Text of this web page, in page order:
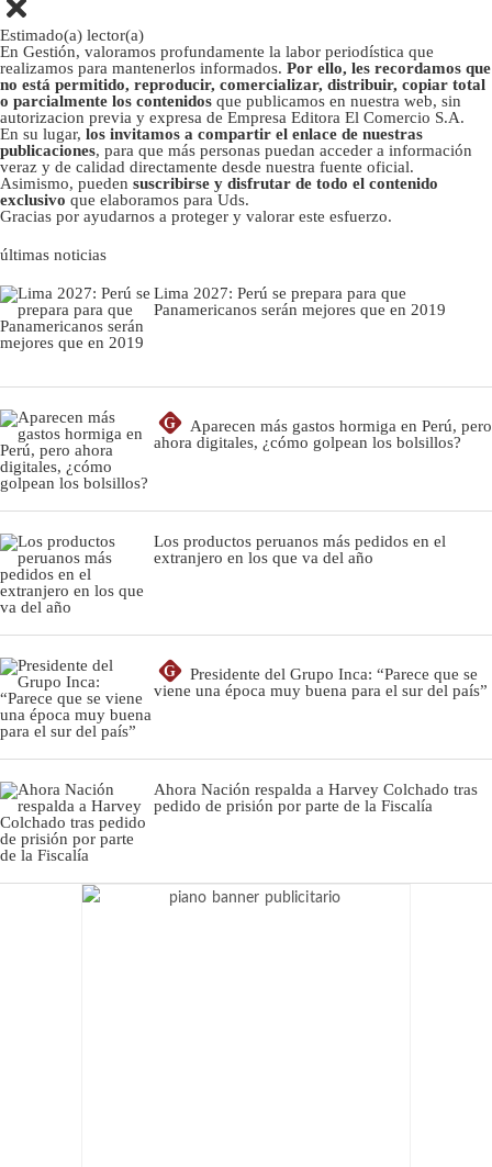
Estimado(a) lector(a)
En Gestión, valoramos profundamente la labor periodística que
realizamos para mantenerlos informados. Por ello, les recordamos que
no está permitido, reproducir, comercializar, distribuir, copiar total
o parcialmente los contenidos que publicamos en nuestra web, sin
autorizacion previa y expresa de Empresa Editora El Comercio S.A.
En su lugar, los invitamos a compartir el enlace de nuestras
publicaciones, para que más personas puedan acceder a información
veraz y de calidad directamente desde nuestra fuente oficial.
Asimismo, pueden suscribirse y disfrutar de todo el contenido
exclusivo que elaboramos para Uds.
Gracias por ayudarnos a proteger y valorar este esfuerzo.
últimas noticias
Lima 2027: Perú se prepara para que
Panamericanos serán mejores que en 2019
G
Aparecen más gastos hormiga en Perú, pero
ahora digitales, ¿cómo golpean los bolsillos?
Los productos peruanos más pedidos en el
extranjero en los que va del año
G
Presidente del Grupo Inca: “Parece que se
viene una época muy buena para el sur del país”
Ahora Nación respalda a Harvey Colchado tras
pedido de prisión por parte de la Fiscalía